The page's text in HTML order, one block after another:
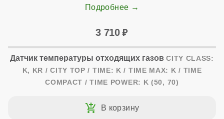
Подробнее
3 710
Датчик температуры отходящих газов CITY CLASS:
K, KR / CITY TOP / TIME: K / TIME MAX: K / TIME
COMPACT / TIME POWER: K (50, 70)